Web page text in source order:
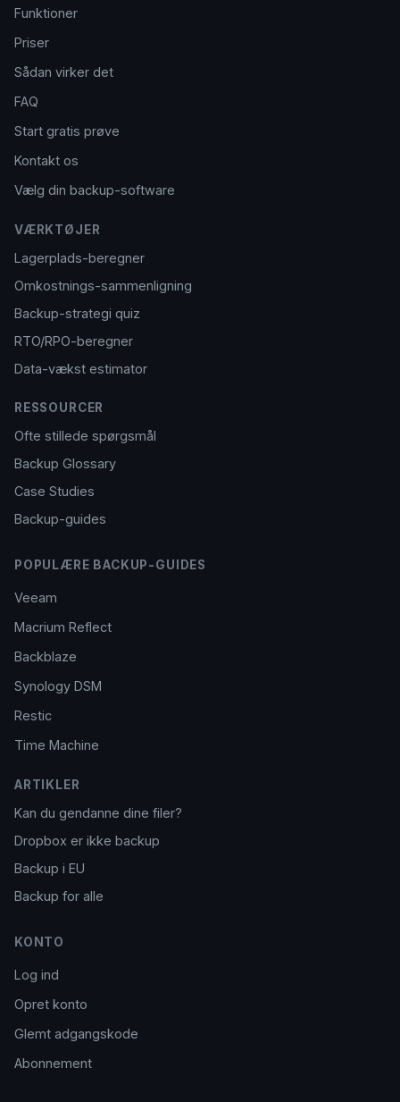
Funktioner
Priser
Sådan virker det
FAQ
Start gratis prøve
Kontakt os
Vælg din backup-software
VÆRKTØJER
Lagerplads-beregner
Omkostnings-sammenligning
Backup-strategi quiz
RTO/RPO-beregner
Data-vækst estimator
RESSOURCER
Ofte stillede spørgsmål
Backup Glossary
Case Studies
Backup-guides
POPULÆRE BACKUP-GUIDES
Veeam
Macrium Reflect
Backblaze
Synology DSM
Restic
Time Machine
ARTIKLER
Kan du gendanne dine filer?
Dropbox er ikke backup
Backup i EU
Backup for alle
KONTO
Log ind
Opret konto
Glemt adgangskode
Abonnement